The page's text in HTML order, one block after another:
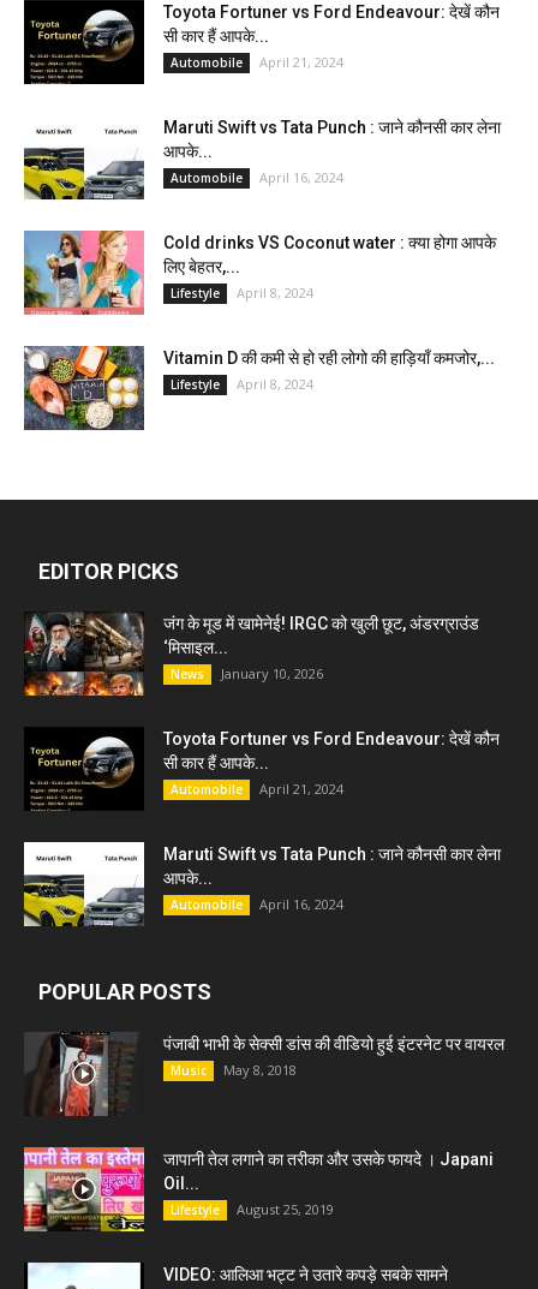
Toyota Fortuner vs Ford Endeavour: देखें कौन
सी कार हैं आपके...
Automobile April 21, 2024
Maruti Swift vs Tata Punch : जाने कौनसी कार लेना
आपके...
Automobile April 16, 2024
Cold drinks VS Coconut water : क्या होगा आपके
लिए बेहतर,...
Lifestyle April 8, 2024
Vitamin D की कमी से हो रही लोगो की हाड़ियाँ कमजोर,...
Lifestyle April 8, 2024
EDITOR PICKS
जंग के मूड में खामेनेई! IRGC को खुली छूट, अंडरग्राउंड
‘मिसाइल...
News January 10, 2026
Toyota Fortuner vs Ford Endeavour: देखें कौन
सी कार हैं आपके...
Automobile April 21, 2024
Maruti Swift vs Tata Punch : जाने कौनसी कार लेना
आपके...
Automobile April 16, 2024
POPULAR POSTS
पंजाबी भाभी के सेक्सी डांस की वीडियो हुई इंटरनेट पर वायरल
Music May 8, 2018
जापानी तेल लगाने का तरीका और उसके फायदे । Japani
Oil...
Lifestyle August 25, 2019
VIDEO: आलिआ भट्ट ने उतारे कपड़े सबके सामने